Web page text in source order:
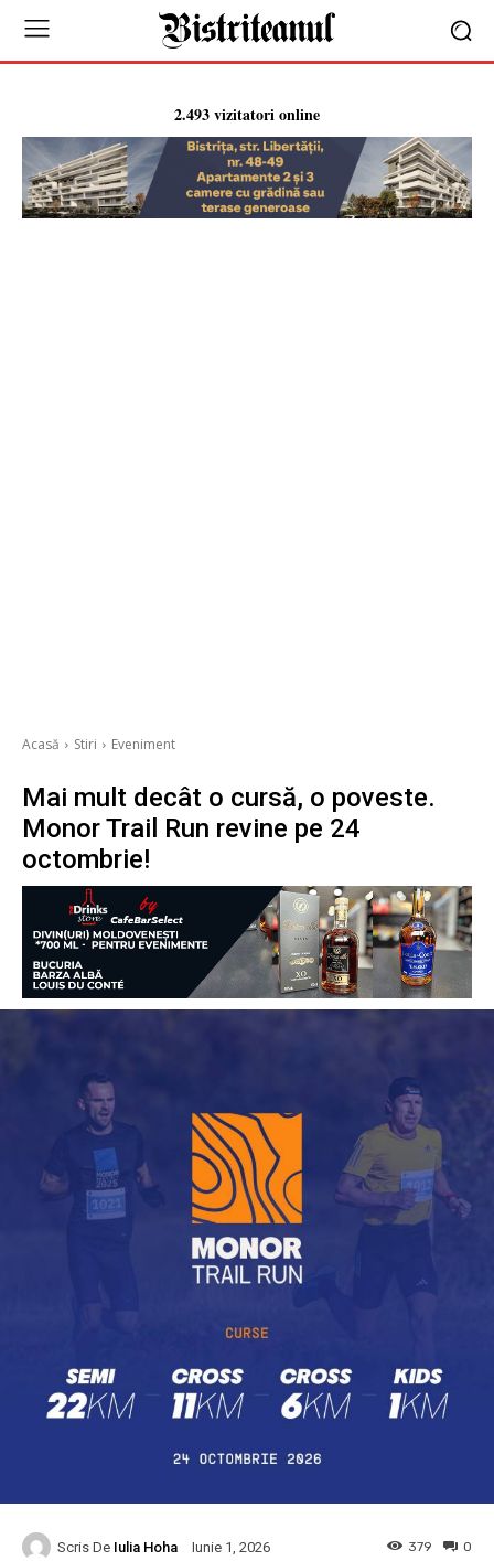
2.493 vizitatori online
Acasă Stiri Eveniment
​Mai mult decât o cursă, o poveste.
Monor Trail Run revine pe 24
octombrie!
Scris De Iulia Hoha Iunie 1, 2026 0
379